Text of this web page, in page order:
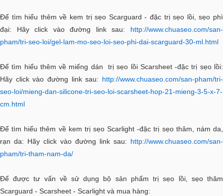
Để tìm hiểu thêm về kem trị sẹo Scarguard - đặc trị sẹo lồi, sẹo phì
đại: Hãy click vào đường link sau: http://www.chuaseo.com/san-
pham/tri-seo-loi/gel-lam-mo-seo-loi-seo-phi-dai-scarguard-30-ml.html
Để tìm hiểu thêm về miếng dán trị sẹo lồi Scarsheet -đặc trị sẹo lồi:
Hãy click vào đường link sau: http://www.chuaseo.com/san-pham/tri-
seo-loi/mieng-dan-silicone-tri-seo-loi-scarsheet-hop-21-mieng-3-5-x-7-
cm.html
Để tìm hiểu thêm về kem trị sẹo Scarlight -đặc trị sẹo thâm, nám da,
rạn da: Hãy click vào đường link sau: http://www.chuaseo.com/san-
pham/tri-tham-nam-da/
Để được tư vấn về sử dụng bộ sản phẩm trị sẹo lồi, sẹo thâm
Scarguard - Scarsheet - Scarlight và mua hàng: